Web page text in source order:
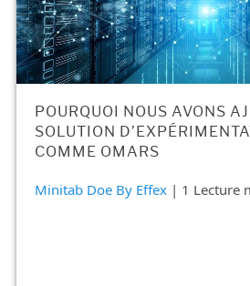
POURQUOI NOUS AVONS
SOLUTION
COMME OMARS
Minitab Doe By Effex | 1 Lecture